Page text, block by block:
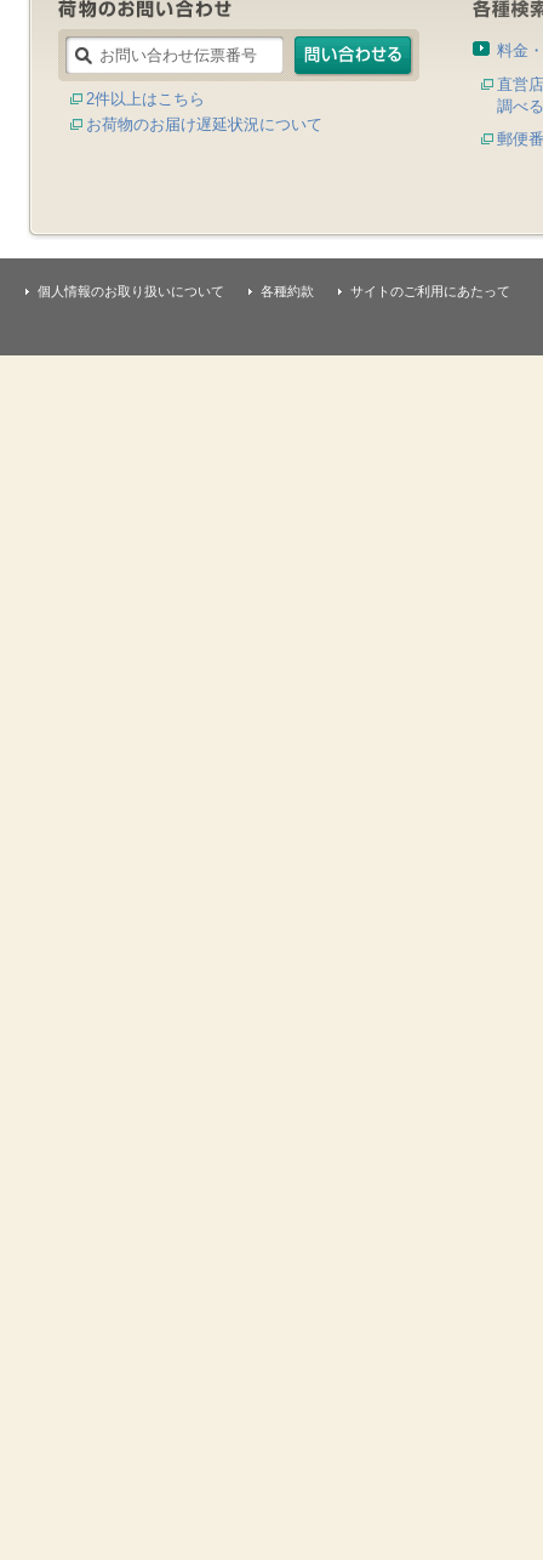
2件以上はこちら
お荷物のお届け遅延状況について
料金
直営
調べる
郵便
個人情報のお取り扱いについて 各種約款 サイトのご利用にあたって